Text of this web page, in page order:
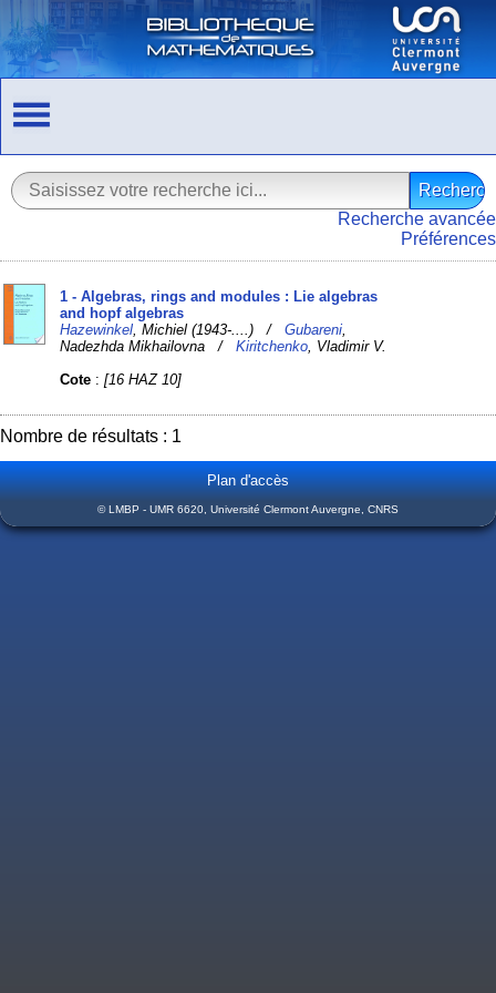
Recherche avancée
Préférences
1 - Algebras, rings and modules : Lie algebras
and hopf algebras
Hazewinkel , Michiel (1943-....) /Gubareni
Nadezhda Mikhailovna /Kiritchenko , Vladimir V.
Cote :[16 HAZ 10]
Nombre de résultats : 1
Plan d'accès
© LMBP - UMR 6620, Université Clermont Auvergne, CNRS